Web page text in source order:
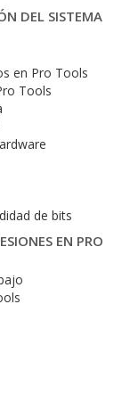
DEL SISTEMA
en Pro Tools
Tools
de bits
EN PRO